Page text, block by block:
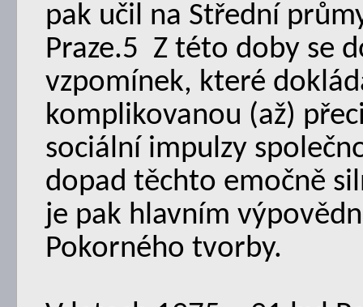
pak učil na Střední
Praze.5 Z této doby se
vzpomínek, které
komplikovanou (až)
sociální impulzy
dopad těchto emočně
je pak hlavním
Pokorného tvorby.